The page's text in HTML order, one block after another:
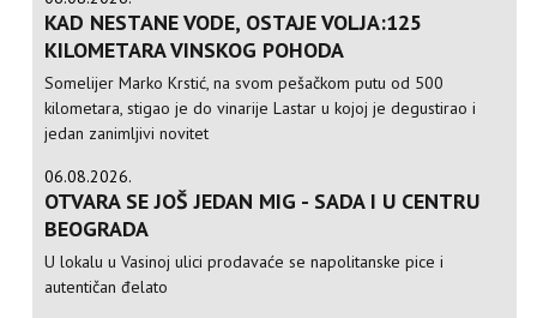
KAD NESTANE VODE, OSTAJE VOLJA:125
KILOMETARA VINSKOG POHODA
Somelijer Marko Krstić, na svom pešačkom putu od 500
kilometara, stigao je do vinarije Lastar u kojoj je degustirao i
jedan zanimljivi novitet
06.08.2026.
OTVARA SE JOŠ JEDAN MIG - SADA I U CENTRU
BEOGRADA
U lokalu u Vasinoj ulici prodavaće se napolitanske pice i
autentičan đelato